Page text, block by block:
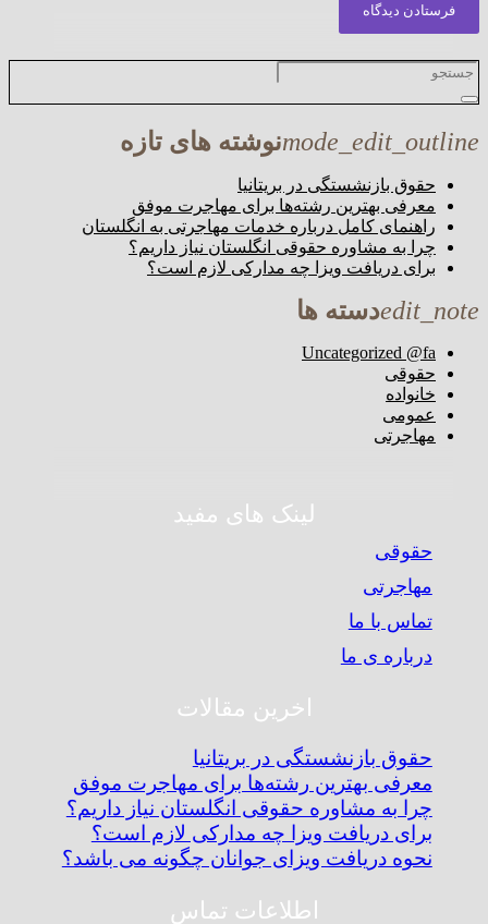
فرستادن دیدگاه
mode_edit_outlineنوشته های تازه
حقوق بازنشستگی در بریتانیا
معرفی بهترین رشته‌ها برای مهاجرت موفق
راهنمای کامل درباره خدمات مهاجرتی به انگلستان
چرا به مشاوره حقوقی انگلستان نیاز داریم؟
برای دریافت ویزا چه مدارکی لازم است؟
edit_noteدسته ها
Uncategorized @fa
حقوقی
خانواده
عمومی
مهاجرتی
لینک های مفید
حقوقی
مهاجرتی
تماس با ما
درباره ی ما
اخرین مقالات
حقوق بازنشستگی در بریتانیا
معرفی بهترین رشته‌ها برای مهاجرت موفق
چرا به مشاوره حقوقی انگلستان نیاز داریم؟
برای دریافت ویزا چه مدارکی لازم است؟
نحوه دریافت ویزای جوانان چگونه می باشد؟
اطلاعات تماس